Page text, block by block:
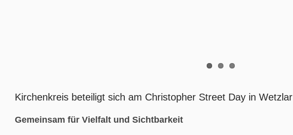
grösseres
Kirchenkreis beteiligt sich am Christopher Street Day in Wetzlar
Gemeinsam für Vielfalt und Sichtbarkeit